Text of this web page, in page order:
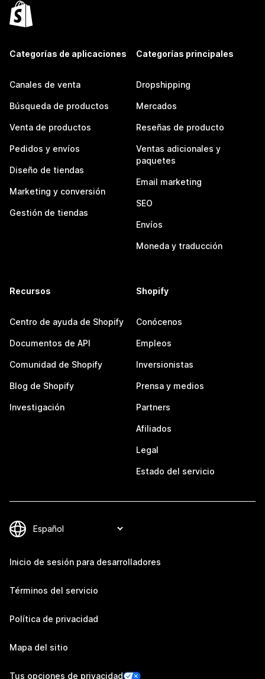
Categorías de aplicaciones
Canales de venta
Búsqueda de productos
Venta de productos
Pedidos y envíos
Diseño de tiendas
Marketing y conversión
Gestión de tiendas
Categorías principales
Dropshipping
Mercados
Reseñas de producto
Ventas adicionales y
paquetes
Email marketing
SEO
Envíos
Moneda y traducción
Recursos
Centro de ayuda de Shopify
Documentos de API
Comunidad de Shopify
Blog de Shopify
Investigación
Shopify
Conócenos
Empleos
Inversionistas
Prensa y medios
Partners
Afiliados
Legal
Estado del servicio
Inicio de sesión para desarrolladores
Términos del servicio
Política de privacidad
Mapa del sitio
Tus opciones de privacidad